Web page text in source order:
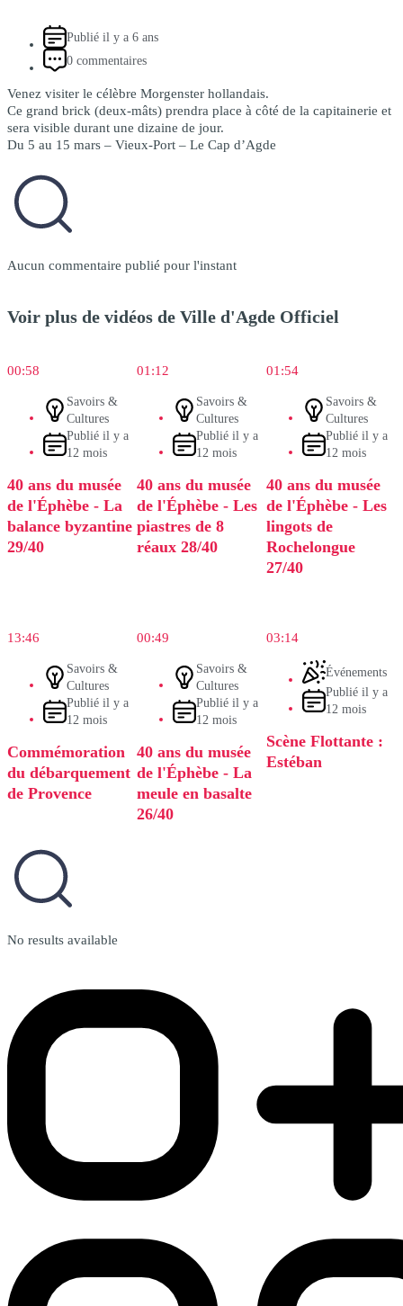
Publié il y a 6 ans
0 commentaires
Venez visiter le célèbre Morgenster hollandais.
Ce grand brick (deux-mâts) prendra place à côté de la capitainerie et
sera visible durant une dizaine de jour.
Du 5 au 15 mars – Vieux-Port – Le Cap d’Agde
Aucun commentaire publié pour l'instant
Voir plus de vidéos de Ville d'Agde Officiel
00:58
Savoirs &
Cultures
Publié il y a
12 mois
40 ans du musée
de l'Éphèbe - La
balance byzantine
29/40
01:12
Savoirs &
Cultures
Publié il y a
12 mois
40 ans du musée
de l'Éphèbe - Les
piastres de 8
réaux 28/40
01:54
Savoirs &
Cultures
Publié il y a
12 mois
40 ans du musée
de l'Éphèbe - Les
lingots de
Rochelongue
27/40
13:46
Savoirs &
Cultures
Publié il y a
12 mois
Commémoration
du débarquement
de Provence
00:49
Savoirs &
Cultures
Publié il y a
12 mois
40 ans du musée
de l'Éphèbe - La
meule en basalte
26/40
03:14
Événements
Publié il y a
12 mois
Scène Flottante :
Estéban
No results available